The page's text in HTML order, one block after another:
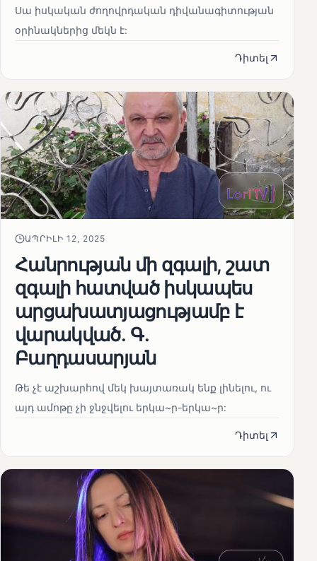
Սա իսկական ժողովրդական դիվանագիտության
օրինակներից մեկն է:
Դիտել
ԱՊՐԻԼԻ 12, 2025
Հանրության մի զգալի, շատ
զգալի հատված իսկապես
արցախատյացությամբ է
վարակված․ Գ․
Բաղդասարյան
Թե չէ աշխարհով մեկ խայտառակ ենք լինելու, ու
այդ ամոթը չի ջնջվելու երկա~ր-երկա~ր:
Դիտել